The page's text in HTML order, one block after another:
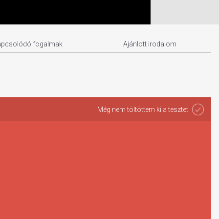
fogalmak Ajánlott irodalom
Még nem töltöttem ki a tesztet